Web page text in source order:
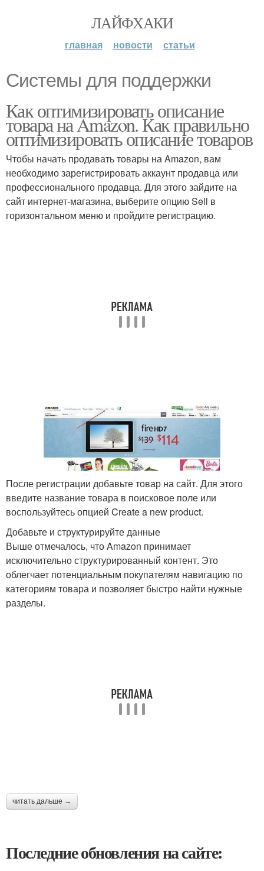
ЛАЙФХАКИ
главная новости статьи
Системы для поддержки
Как оптимизировать описание
товара на Amazon. Как правильно
оптимизировать описание товаров
Чтобы начать продавать товары на Amazon, вам
необходимо зарегистрировать аккаунт продавца или
профессионального продавца. Для этого зайдите на
сайт интернет-магазина, выберите опцию Sell в
горизонтальном меню и пройдите регистрацию.
После регистрации добавьте товар на сайт. Для этого
введите название товара в поисковое поле или
воспользуйтесь опцией Create a new product.
Добавьте и структурируйте данные
Выше отмечалось, что Amazon принимает
исключительно структурированный контент. Это
облегчает потенциальным покупателям навигацию по
категориям товара и позволяет быстро найти нужные
разделы.
читать дальше →
Последние обновления на сайте: